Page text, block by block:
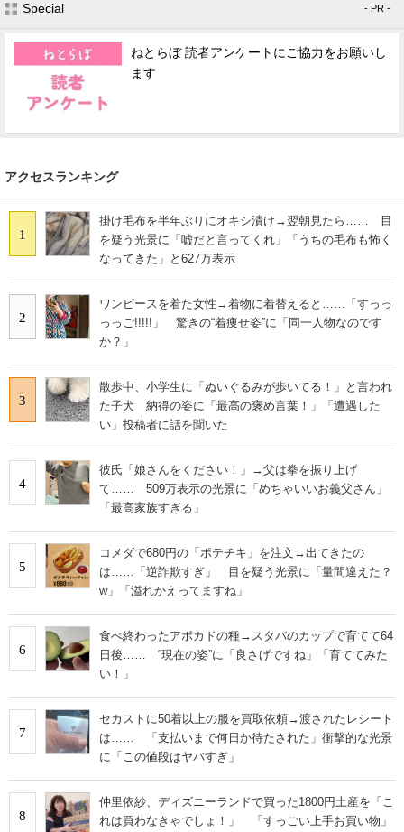
Special - PR -
ねとらぼ 読者アンケートにご協力をお願いし
ます
アクセスランキング
1
掛け毛布を半年ぶりにオキシ漬け→翌朝見たら…… 目
を疑う光景に「嘘だと言ってくれ」「うちの毛布も怖く
なってきた」と627万表示
2
ワンピースを着た女性→着物に着替えると……「すっっ
っっご!!!!!」 驚きの“着痩せ姿”に「同一人物なのです
か？」
3
散歩中、小学生に「ぬいぐるみが歩いてる！」と言われ
た子犬 納得の姿に「最高の褒め言葉！」「遭遇した
い」投稿者に話を聞いた
4
彼氏「娘さんをください！」→父は拳を振り上げ
て…… 509万表示の光景に「めちゃいいお義父さん」
「最高家族すぎる」
5
コメダで680円の「ポテチキ」を注文→出てきたの
は……「逆詐欺すぎ」 目を疑う光景に「量間違えた？
w」「溢れかえってますね」
6
食べ終わったアボカドの種→スタバのカップで育てて64
日後…… “現在の姿”に「良さげですね」「育ててみた
い！」
7
セカストに50着以上の服を買取依頼→渡されたレシート
は…… 「支払いまで何日か待たされた」衝撃的な光景
に「この値段はヤバすぎ」
8
仲里依紗、ディズニーランドで買った1800円土産を「こ
れは買わなきゃでしょ！」 「すっごい上手お買い物」